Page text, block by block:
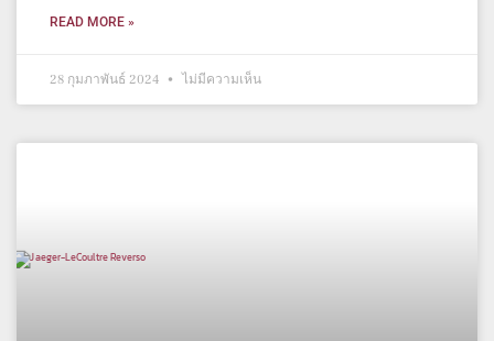
READ MORE »
28 กุมภาพันธ์ 2024 ไม่มีความเห็น